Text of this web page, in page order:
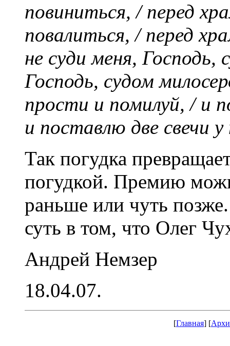
повиниться, / перед
повалиться, / перед
не суди меня, Господь,
Господь, судом
прости и помилуй, / и
и поставлю две свечи
Так погудка
погудкой. Премию
раньше или чуть
суть в том, что Олег
Андрей Немзер
18.04.07.
[Главная] [